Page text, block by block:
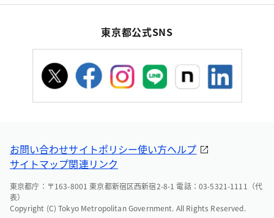
東京都公式SNS
お問い合わせサイトポリシー使い方ヘルプ
サイトマップ関連リンク
東京都庁：〒163-8001 東京都新宿区西新宿2-8-1 電話：03-5321-1111（代
表）
Copyright (C) Tokyo Metropolitan Government. All Rights Reserved.